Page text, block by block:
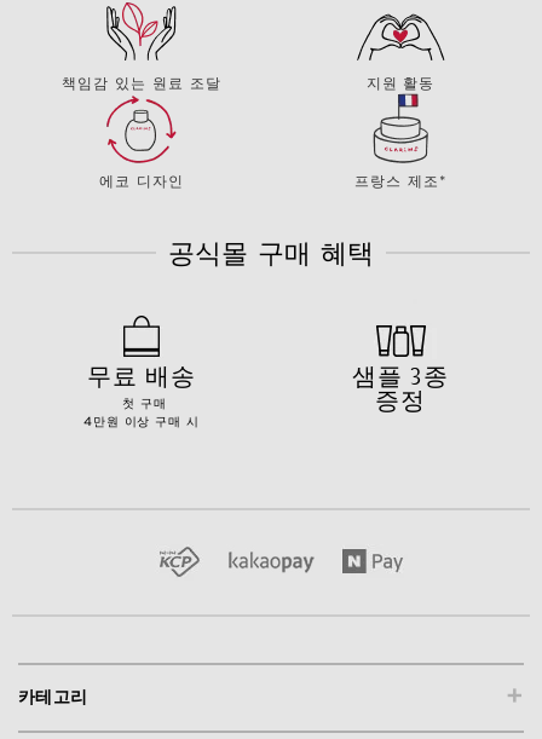
책임감 있는 원료 조달 지원 활동
에코 디자인 프랑스 제조*
공식몰 구매 혜택
무료 배송
첫 구매
4만원 이상 구매 시
샘플 3종
증정
+
카테고리